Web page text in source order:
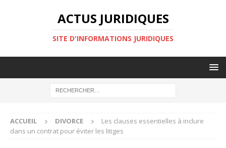
ACTUS JURIDIQUES
SITE D'INFORMATIONS JURIDIQUES
ACCUEIL DIVORCE
Les clauses essentielles à inclure
dans un contrat pour éviter les litiges